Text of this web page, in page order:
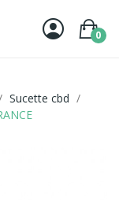
0
Sucette cbd